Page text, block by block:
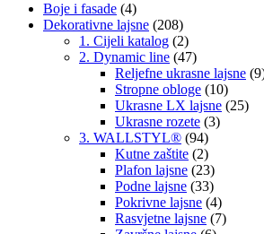
Boje i fasade (4)
Dekorativne lajsne (208)
1. Cijeli katalog (2)
2. Dynamic line (47)
Reljefne ukrasne lajsne
Stropne obloge (10)
Ukrasne LX lajsne (25)
Ukrasne rozete (3)
3. WALLSTYL® (94)
Kutne zaštite (2)
Plafon lajsne (23)
Podne lajsne (33)
Pokrivne lajsne (4)
Rasvjetne lajsne (7)